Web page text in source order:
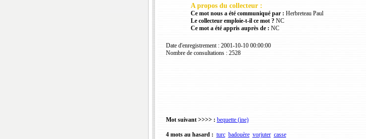
A propos du collecteur :
Ce mot nous a été communiqué par : Herbreteau Paul
Le collecteur emploie-t-il ce mot ?NC
Ce mot a été appris auprès de : NC
Date d'enregistrement : 2001-10-10 00:00:00
Nombre de consultations : 2528
Mot suivant >>>> : bequette (ine)
4 mots au hasard : turc badouère vorjuter casse